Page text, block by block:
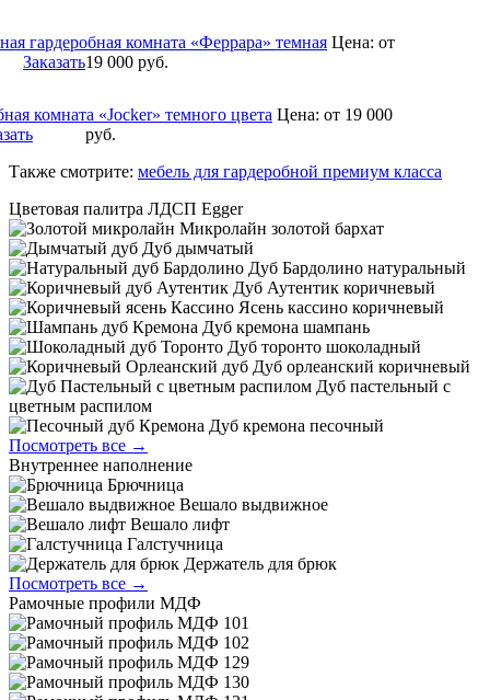
гардеробная комната «Феррара» темная Цена: от
19 000руб.
Заказать
комната «Jocker» темного цвета Цена: от 19 000
руб.
Также смотрите: мебель для гардеробной премиум класса
Цветовая палитра ЛДСП Egger
Микролайн золотой бархат
Дуб дымчатый
Дуб Бардолино натуральный
Дуб Аутентик коричневый
Ясень кассино коричневый
Дуб кремона шампань
Дуб торонто шоколадный
Дуб орлеанский коричневый
Дуб пастельный с
цветным распилом
Дуб кремона песочный
Посмотреть все →
Внутреннее наполнение
Брючница
Вешало выдвижное
Вешало лифт
Галстучница
Держатель для брюк
Посмотреть все →
Рамочные профили МДФ